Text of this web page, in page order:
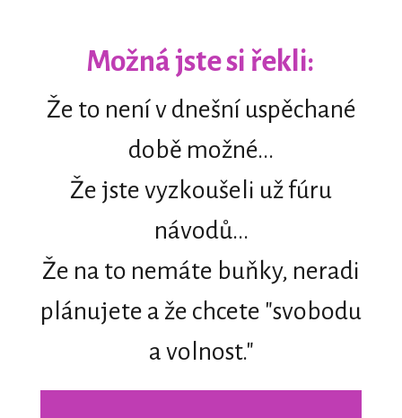
Možná jste si řekli:
Že to není v dnešní uspěchané
době možné...
Že jste vyzkoušeli už fúru
návodů...
Že na to nemáte buňky, neradi
plánujete a že chcete "svobodu
a volnost."